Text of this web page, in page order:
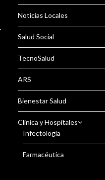
Noticias Locales
Salud Social
TecnoSalud
ARS
Bienestar Salud
Clínica y Hospitales
Infectología
Farmacéutica